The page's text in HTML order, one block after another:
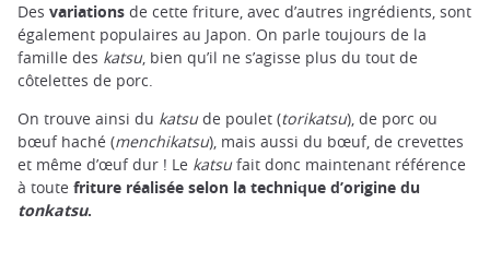
Des variations de cette friture, avec d’autres ingrédients, sont
également populaires au Japon. On parle toujours de la
famille des katsu, bien qu’il ne s’agisse plus du tout de
côtelettes de porc.
On trouve ainsi du katsude poulet (torikatsu), de porc ou
bœuf haché (menchikatsu), mais aussi du bœuf, de crevettes
et même d’œuf dur ! Le katsufait donc maintenant référence
à toute friture réalisée selon la technique d’origine du
tonkatsu.